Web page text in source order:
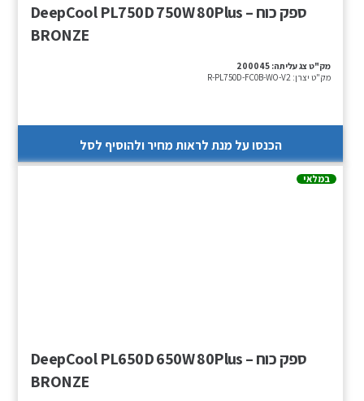
ספק כוח – DeepCool PL750D 750W 80Plus
BRONZE
מק"ט צג עליתה: 200045
מק"ט יצרן: R-PL750D-FC0B-WO-V2
הכנסו על מנת לראות מחיר ולהוסיף לסל
במלאי
ספק כוח – DeepCool PL650D 650W 80Plus
BRONZE